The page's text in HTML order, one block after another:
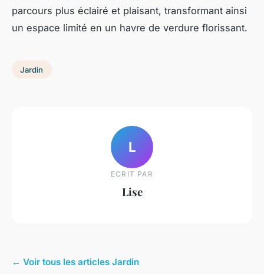
parcours plus éclairé et plaisant, transformant ainsi
un espace limité en un havre de verdure florissant.
Jardin
L
ECRIT PAR
Lise
← Voir tous les articles Jardin